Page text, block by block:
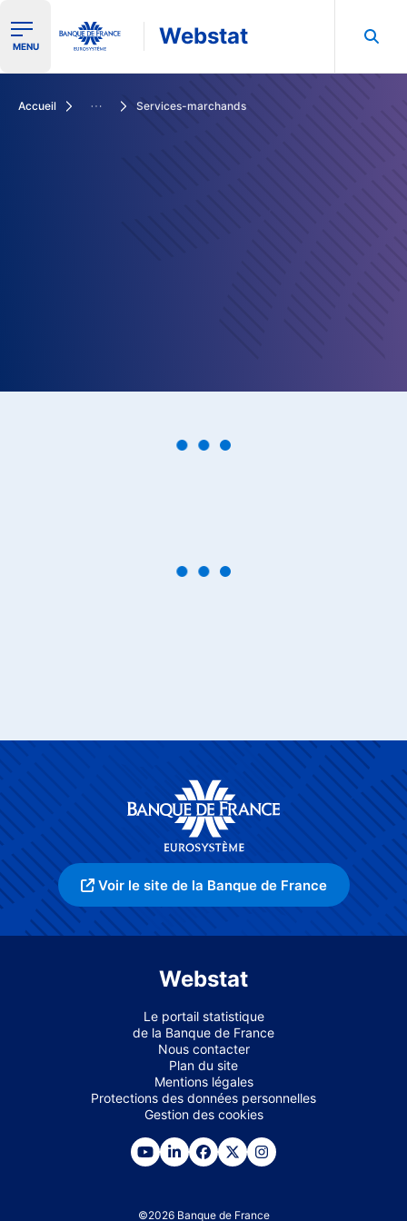
Ouvrir le menu de navigation
MENU Webstat
Accueil Services-marchands
Voir le site de la Banque de France
Webstat
Le portail statistique
de la Banque de France
Nous contacter
Plan du site
Mentions légales
Protections des données personnelles
Gestion des cookies
©2026 Banque de France